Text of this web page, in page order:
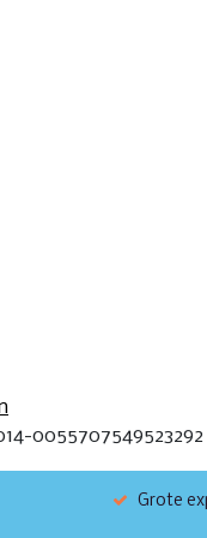
0055707549523292
Grote